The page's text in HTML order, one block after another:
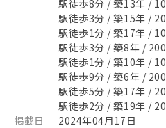
駅徒歩8分 / 築13年 /
駅徒歩3分 / 築15年 /
駅徒歩1分 / 築17年 /
駅徒歩3分 / 築8年 /
駅徒歩1分 / 築10年 /
駅徒歩9分 / 築6年 /
駅徒歩5分 / 築17年 /
駅徒歩2分 / 築19年 /
掲載日
2024年04月17日